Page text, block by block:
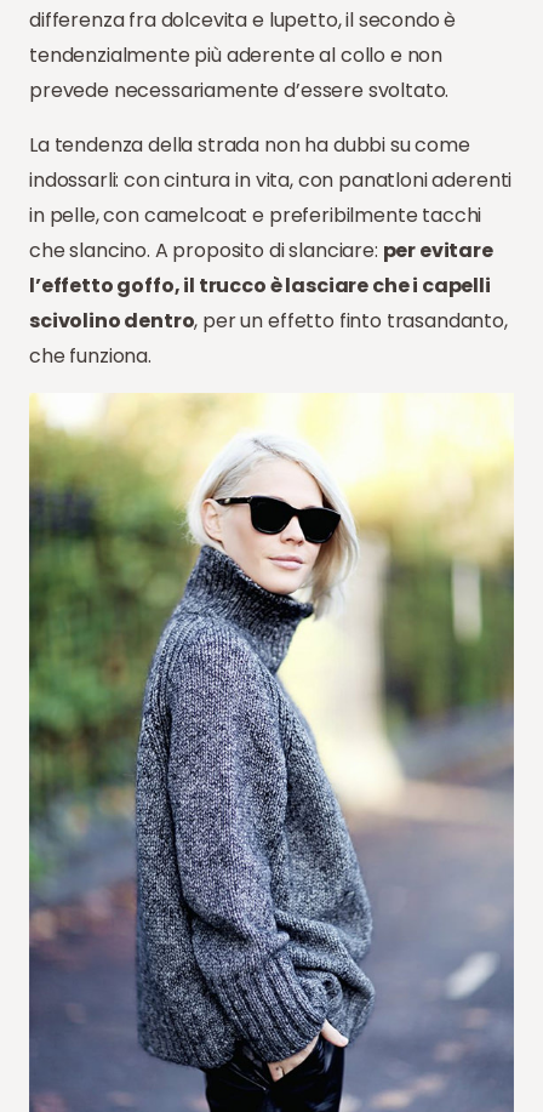
differenza fra dolcevita e lupetto, il secondo è
tendenzialmente più aderente al collo e non
prevede necessariamente d’essere svoltato.
La tendenza della strada non ha dubbi su come
indossarli: con cintura in vita, con panatloni aderenti
in pelle, con camelcoat e preferibilmente tacchi
che slancino. A proposito di slanciare: per evitare
l’effetto goffo, il trucco è lasciare che i capelli
scivolino dentro, per un effetto finto trasandanto,
che funziona.